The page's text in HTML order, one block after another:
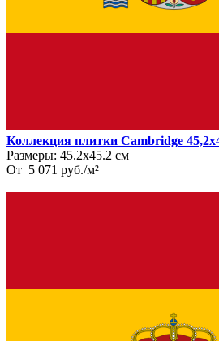
Коллекция плитки Cambridge
Размеры: 45.2х45.2 см
От 5 071 руб./м²